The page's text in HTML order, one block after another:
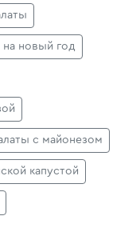
на новый год
с майонезом
капустой